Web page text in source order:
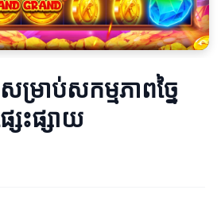
រាប់សកម្មភាពច្នៃ
េះផ្សាយ